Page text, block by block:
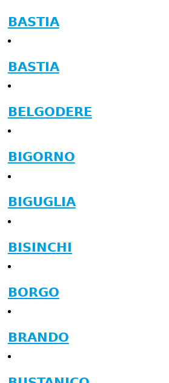
BASTIA
BASTIA
BELGODERE
BIGORNO
BIGUGLIA
BISINCHI
BORGO
BRANDO